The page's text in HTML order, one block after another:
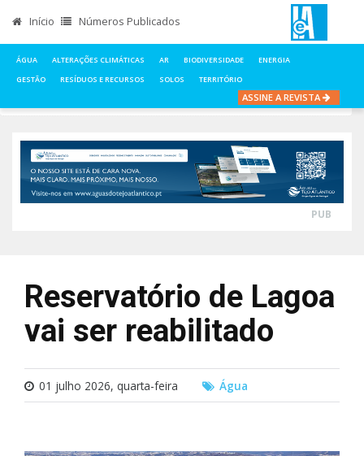
Início Números Publicados
ÁGUA ALTERAÇÕES CLIMÁTICAS AR BIODIVERSIDADE
ENERGIA
GESTÃO
RESÍDUOS E RECURSOS SOLOS TERRITÓRIO
ASSINE A REVISTA
RESERVATÓRIO DE LAGOA VAI SER REABILITADO
PUB
Reservatório de Lagoa
vai ser reabilitado
01 julho 2026, quarta-feira Água